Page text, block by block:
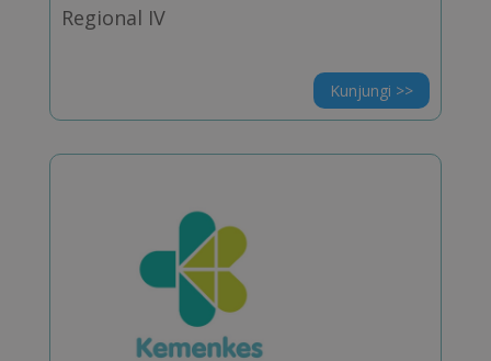
Regional IV
Kunjungi >>